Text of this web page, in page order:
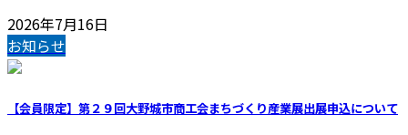
2026年7月16日
お知らせ
【会員限定】第２９回大野城市商工会まちづくり産業展出展申込について